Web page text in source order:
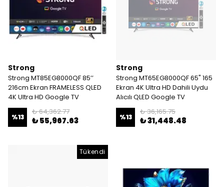
Strong
Strong MT85EG8000QF 85’’
216cm Ekran FRAMELESS QLED
4K Ultra HD Google TV
%13
₺ 64,362.77
₺ 55,967.63
Strong
Strong MT65EG8000QF 65" 165
Ekran 4K Ultra HD Dahili Uydu
Alıcılı QLED Google TV
%13
₺ 36,165.75
₺ 31,448.48
Tükendi